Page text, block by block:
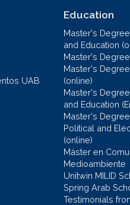
UAB
Education
Master's
and Education
Master's
Master's
(online)
Master's
and Education
Master's
Political and
(online)
Máster en
Medioambiente
Unitwin MILID
Spring Arab
Testimonials